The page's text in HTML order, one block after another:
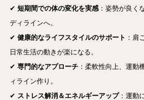
✔ 短期間での体の変化を実感 ：姿勢が良く
ディラインへ。
✔ 健康的なライフスタイルのサポート ：肩
日常生活の動きが楽になる。
✔ 専門的なアプローチ ：柔軟性向上、運動
ィライン作り。
✔ ストレス解消＆エネルギーアップ：運動